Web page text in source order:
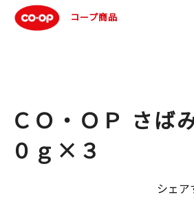
コープ商品
シェア
ＣＯ・ＯＰ さば
０ｇ×３